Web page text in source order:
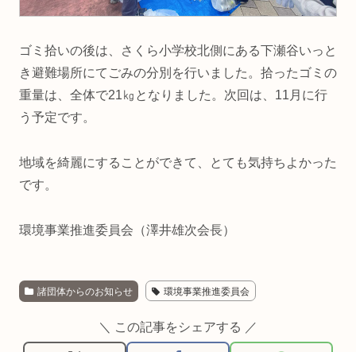
ゴミ拾いの後は、さくら小学校北側にある下瀬谷いっと
き避難場所にてごみの分別を行いました。拾ったゴミの
重量は、全体で21㎏となりました。次回は、11月に行
う予定です。
地域を綺麗にすることができて、とても気持ちよかった
です。
環境事業推進委員会（澤井雄次会長）
諸団体からのお知らせ 環境事業推進委員会
＼ この記事をシェアする ／